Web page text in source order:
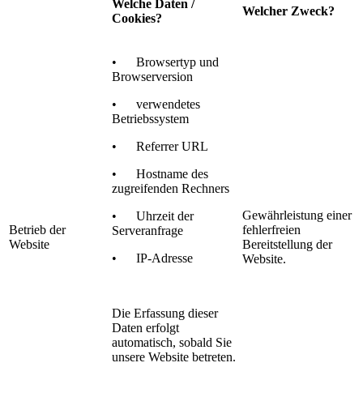
Welche Daten /
Cookies?
Welcher Zweck?
Betrieb der
Website
• Browsertyp und
Browserversion
• verwendetes
Betriebssystem
• Referrer URL
• Hostname des
zugreifenden Rechners
• Uhrzeit der
Serveranfrage
• IP-Adresse
Die Erfassung dieser
Daten erfolgt
automatisch, sobald Sie
unsere Website betreten.
Gewährleistung einer
fehlerfreien
Bereitstellung der
Website.